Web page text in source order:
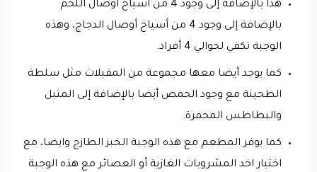
هذا بالإضافة إلى وجود 4 من أسياخ أوصال اللحم
بالإضافة إلى وجود 4 من أسياخ أوصال الدجاج، وهذه
الوجبة تكفي لحوالي 4 أفراد.
كما يوجد أيضا معها مجموعة من المقبلات مثل سلطة
الطحينة مع وجود الحمص أيضا بالإضافة إلى المتبل
والبطاطس المحمرة.
كما يوفر المطعم مع هذه الوجبة الخبز الطازج وايضا، مع
اختيار اخد المشروبات الغازية أو العصائر مع هذه الوجبة